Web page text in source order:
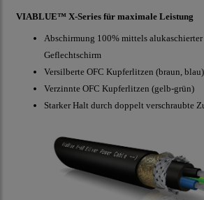
VIABLUE™ X-Series für maximale Leistung
Abschirmung 100% mittels
Geflechtschirm
Versilberte OFC Kupferlitzen (braun, blau)
Verzinnte OFC Kupferlitzen (gelb-grün)
Starker Halt durch doppelt verschraubte